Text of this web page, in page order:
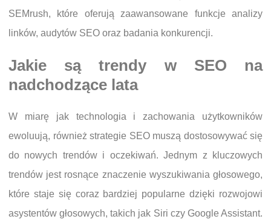
SEMrush, które oferują zaawansowane funkcje analizy
linków, audytów SEO oraz badania konkurencji.
Jakie są trendy w SEO na
nadchodzące lata
W miarę jak technologia i zachowania użytkowników
ewoluują, również strategie SEO muszą dostosowywać się
do nowych trendów i oczekiwań. Jednym z kluczowych
trendów jest rosnące znaczenie wyszukiwania głosowego,
które staje się coraz bardziej popularne dzięki rozwojowi
asystentów głosowych, takich jak Siri czy Google Assistant.